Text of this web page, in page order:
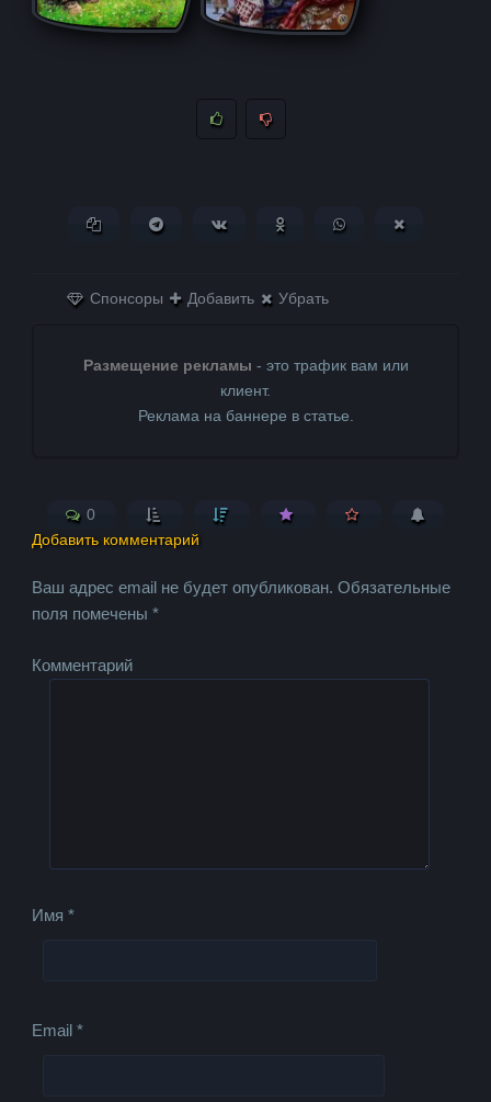
Копировать ссылкуПоделиться в Telegram
Поделиться ВКонтактеПоделиться в
Поделиться в
Спонсоры Добавить Убрать
Размещение рекламы - это трафик вам или
клиент.
Реклама на баннере в статье.
0
Добавить комментарий
Ваш адрес email не будет опубликован. Обязательные
поля помечены*
Комментарий
Имя*
Email*